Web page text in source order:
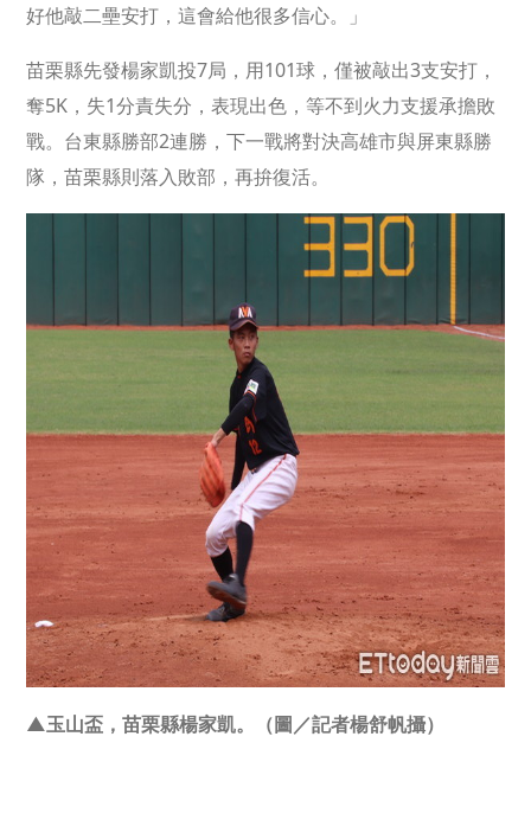
好他敲二壘安打，這會給他很多信心。」
苗栗縣先發楊家凱投7局，用101球，僅被敲出3支安打，
奪5K，失1分責失分，表現出色，等不到火力支援承擔敗
戰。台東縣勝部2連勝，下一戰將對決高雄市與屏東縣勝
隊，苗栗縣則落入敗部，再拚復活。
▲玉山盃，苗栗縣楊家凱。（圖／記者楊舒帆攝）